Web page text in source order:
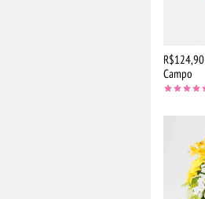
R$124,90
Campo